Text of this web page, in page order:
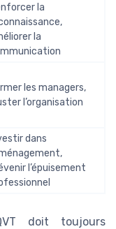
la
la
les managers,
l’organisation
dans
l’épuisement
doit toujours